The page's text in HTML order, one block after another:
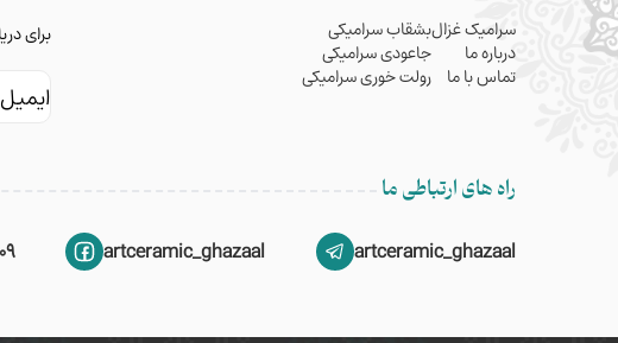
سرامیک غزال
درباره ما
تماس با ما
بشقاب سرامیکی
جاعودی سرامیکی
رولت خوری سرامیکی
برای
راه های ارتباطی ما
artceramic_ghazaal
artceramic_ghazaal